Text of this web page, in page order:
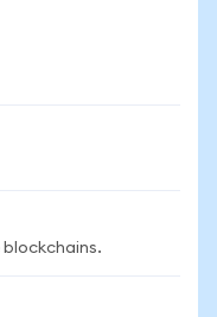
blockchains.